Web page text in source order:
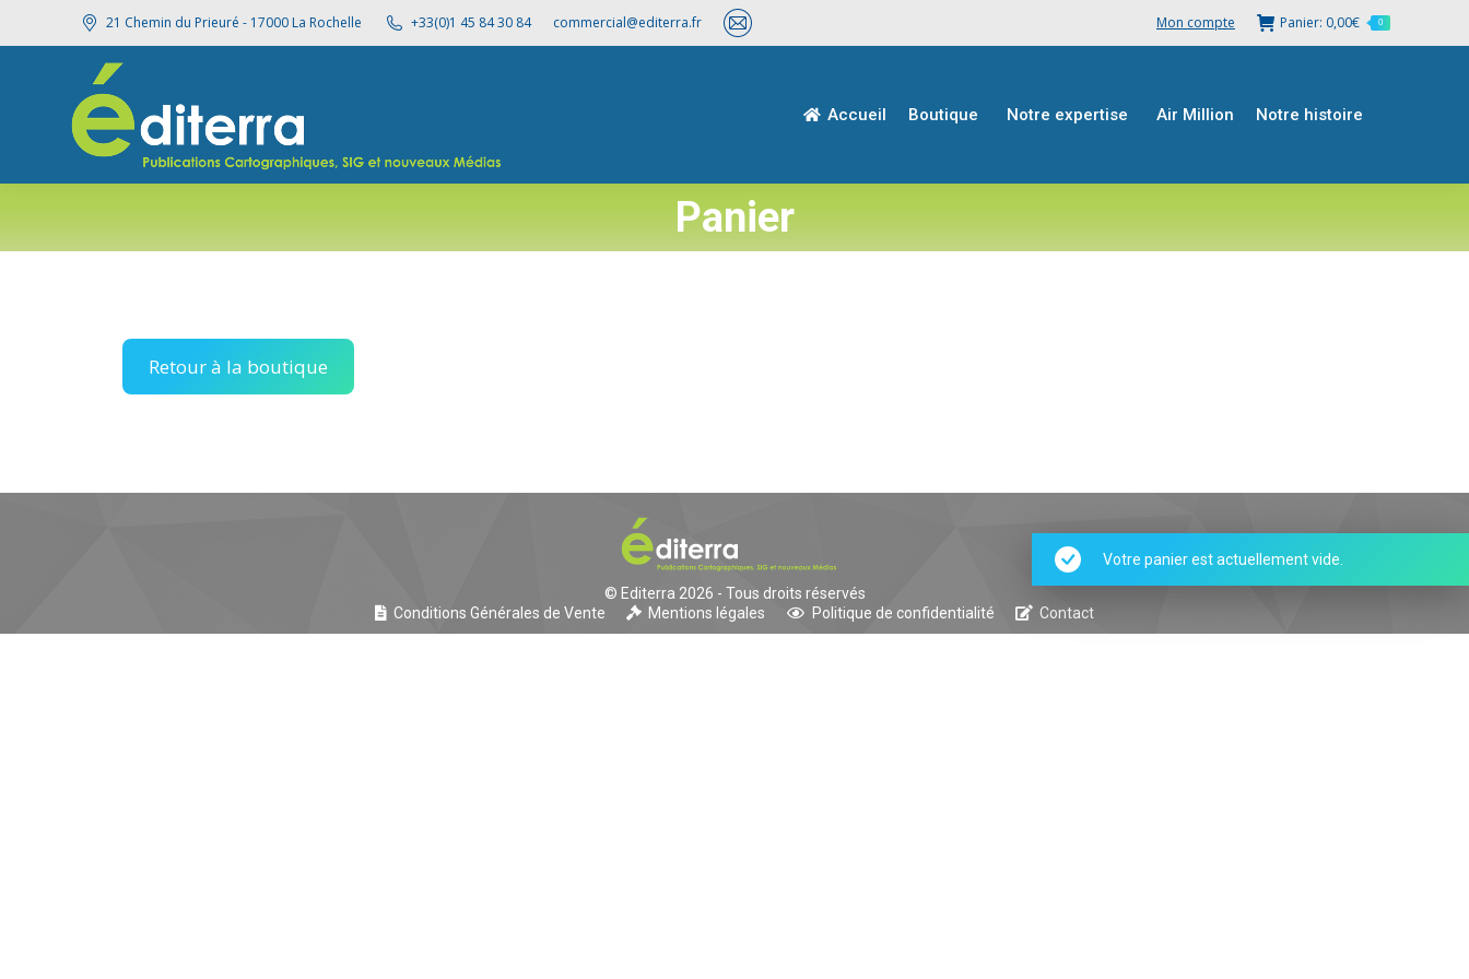
21 Chemin du Prieuré - 17000 La Rochelle +33(0)1 45 84 30 84 commercial@editerra.fr Mon compte Panier: 0,00€ 0
Accueil Boutique Notre expertise Air Million Notre histoire
Panier
Votre panier est actuellement vide.
Retour à la boutique
© Editerra 2026 - Tous droits réservés
Conditions Générales de Vente
Mentions légales Politique de confidentialité Contact